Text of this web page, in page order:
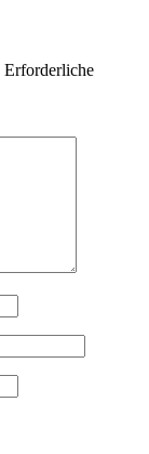
Erforderliche